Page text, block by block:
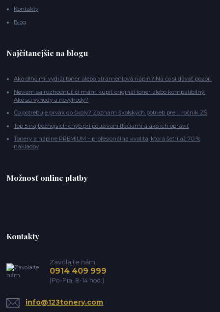
Kontakty
Blog
Najčítanejšie na blogu
Ako dlho mi vydrží toner alebo atramentová náplň? Na čo si dávať pozor!
Neviem sa rozhodnúť či mám kúpiť originál toner alebo kompatibilný:
Aké sú výhody a nevýhody?
Čo potrebuje prvák do školy? Zoznam školských potrieb pre 1. ročník ZŠ
Top 5 najbežnejších chýb pri používaní tlačiarní a ako ich opraviť
Tonery a náplne PREMIUM – profesionálna kvalita, ktorá šetrí až 70 %
nákladov
Možnosť online platby
Kontakty
Zavolajte nám.
0914 409 999
(Po-Pia, 8-14 hod.)
info@123tonery.com